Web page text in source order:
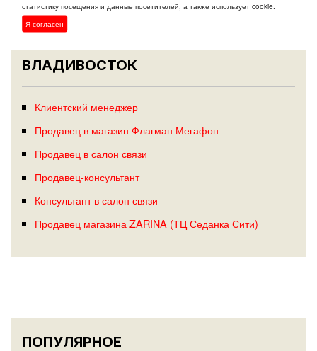
ВЛАДИВОСТОК
Клиентский менеджер
Продавец в магазин Флагман Мегафон
Продавец в салон связи
Продавец-консультант
Консультант в салон связи
Продавец магазина ZARINA (ТЦ Седанка Сити)
ПОПУЛЯРНОЕ
статистику посещения и данные посетителей, а также использует cookie.
Я согласен